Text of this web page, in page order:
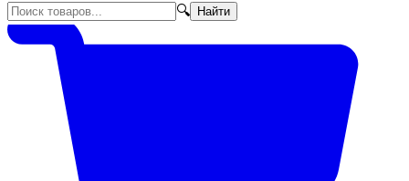
🔍
Найти